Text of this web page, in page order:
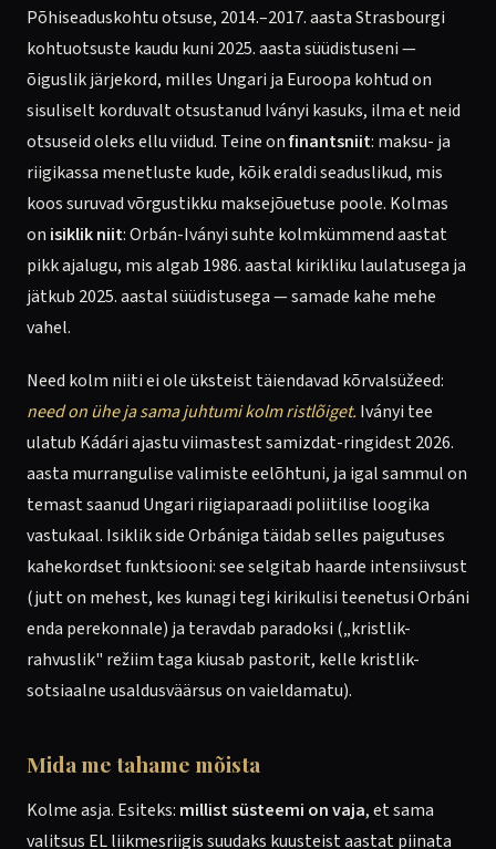
Põhiseaduskohtu otsuse, 2014.–2017. aasta Strasbourgi
kohtuotsuste kaudu kuni 2025. aasta süüdistuseni —
õiguslik järjekord, milles Ungari ja Euroopa kohtud on
sisuliselt korduvalt otsustanud Iványi kasuks, ilma et neid
otsuseid oleks ellu viidud. Teine onfinantsniit: maksu- ja
riigikassa menetluste kude, kõik eraldi seaduslikud, mis
koos suruvad võrgustikku maksejõuetuse poole. Kolmas
on isiklik niit: Orbán-Iványi suhte kolmkümmend aastat
pikk ajalugu, mis algab 1986. aastal kirikliku laulatusega ja
jätkub 2025. aastal süüdistusega — samade kahe mehe
vahel.
Need kolm niiti ei ole üksteist täiendavad kõrvalsüžeed:
need on ühe ja sama juhtumi kolm ristlõiget. Iványi tee
ulatub Kádári ajastu viimastest samizdat-ringidest 2026.
aasta murrangulise valimiste eelõhtuni, ja igal sammul on
temast saanud Ungari riigiaparaadi poliitilise loogika
vastukaal. Isiklik side Orbániga täidab selles paigutuses
kahekordset funktsiooni: see selgitab haarde intensiivsust
(jutt on mehest, kes kunagi tegi kirikulisi teenetusi Orbáni
enda perekonnale) ja teravdab paradoksi („kristlik-
rahvuslik" režiim taga kiusab pastorit, kelle kristlik-
sotsiaalne usaldusväärsus on vaieldamatu).
Mida me tahame mõista
Kolme asja. Esiteks: millist süsteemi on vaja, et sama
valitsus EL liikmesriigis suudaks kuusteist aastat piinata